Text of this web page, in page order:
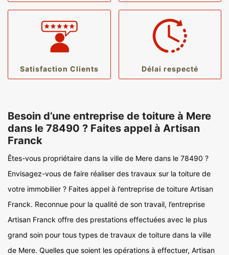
Satisfaction Clients Délai respecté
Besoin d’une entreprise de toiture à Mere
dans le 78490 ? Faites appel à Artisan
Franck
Êtes-vous propriétaire dans la ville de Mere dans le 78490 ?
Envisagez-vous de faire réaliser des travaux sur la toiture de
votre immobilier ? Faites appel à l’entreprise de toiture Artisan
Franck. Reconnue pour la qualité de son travail, l’entreprise
Artisan Franck offre des prestations effectuées avec le plus
grand soin pour tous types de travaux de toiture dans la ville
de Mere. Quelles que soient les opérations à effectuer, Artisan